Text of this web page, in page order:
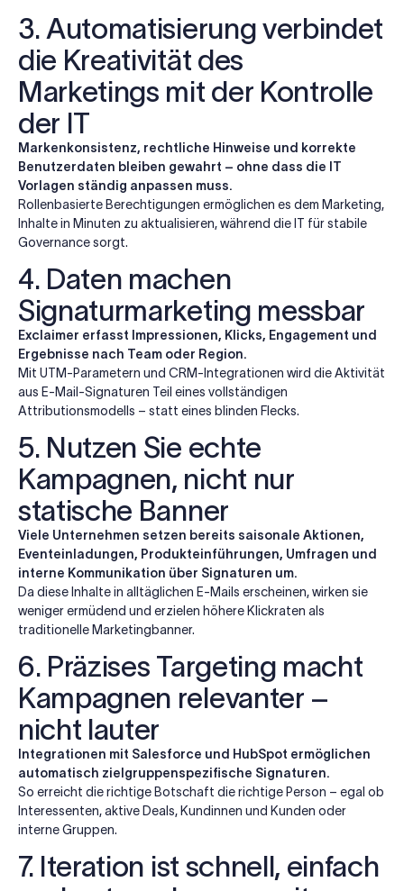
3. Automatisierung verbindet
die Kreativität des
Marketings mit der Kontrolle
der IT
Markenkonsistenz, rechtliche Hinweise und korrekte
Benutzerdaten bleiben gewahrt – ohne dass die IT
Vorlagen ständig anpassen muss.
Rollenbasierte Berechtigungen ermöglichen es dem Marketing,
Inhalte in Minuten zu aktualisieren, während die IT für stabile
Governance sorgt.
4. Daten machen
Signaturmarketing messbar
Exclaimer erfasst Impressionen, Klicks, Engagement und
Ergebnisse nach Team oder Region.
Mit UTM-Parametern und CRM-Integrationen wird die Aktivität
aus E-Mail-Signaturen Teil eines vollständigen
Attributionsmodells – statt eines blinden Flecks.
5. Nutzen Sie echte
Kampagnen, nicht nur
statische Banner
Viele Unternehmen setzen bereits saisonale Aktionen,
Eventeinladungen, Produkteinführungen, Umfragen und
interne Kommunikation über Signaturen um.
Da diese Inhalte in alltäglichen E-Mails erscheinen, wirken sie
weniger ermüdend und erzielen höhere Klickraten als
traditionelle Marketingbanner.
6. Präzises Targeting macht
Kampagnen relevanter –
nicht lauter
Integrationen mit Salesforce und HubSpot ermöglichen
automatisch zielgruppenspezifische Signaturen.
So erreicht die richtige Botschaft die richtige Person – egal ob
Interessenten, aktive Deals, Kundinnen und Kunden oder
interne Gruppen.
7. Iteration ist schnell, einfach